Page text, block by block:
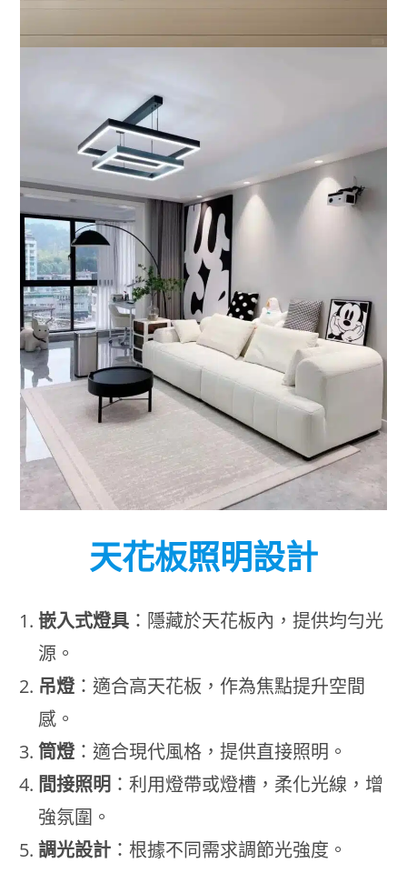
天花板照明設計
嵌入式燈具 ：隱藏於天花板內，提供均勻光
源。
吊燈：適合高天花板，作為焦點提升空間
感。
筒燈：適合現代風格，提供直接照明。
間接照明 ：利用燈帶或燈槽，柔化光線，增
強氛圍。
調光設計 ：根據不同需求調節光強度。